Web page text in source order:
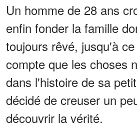
Un homme de 28 ans
enfin fonder la famille
toujours rêvé, jusqu'à
compte que les choses
dans l'histoire de sa
décidé de creuser un
découvrir la vérité.